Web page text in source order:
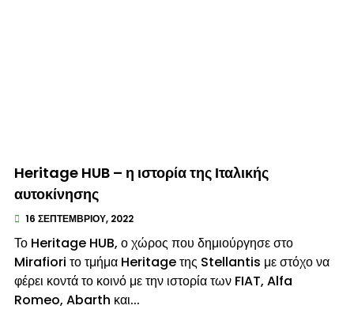
Heritage HUB – η ιστορία της Ιταλικής
αυτοκίνησης
16 ΣΕΠΤΕΜΒΡΊΟΥ, 2022
Το Heritage HUB, ο χώρος που δημιούργησε στο
Mirafiori το τμήμα Heritage της Stellantis με στόχο να
φέρει κοντά το κοινό με την ιστορία των FIAT, Alfa
Romeo, Abarth και...